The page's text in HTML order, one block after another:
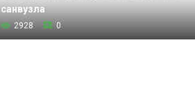
санвузла
2928 0